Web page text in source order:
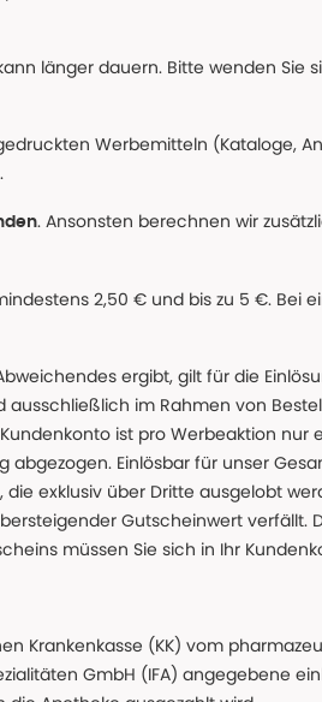
länger dauern. Bitte wenden Sie
Werbemitteln (Kataloge,
. Ansonsten berechnen wir
2,50 € und bis zu 5 €. Bei
ergibt, gilt für die
ausschließlich im Rahmen von
ist pro Werbeaktion nur
Einlösbar für unser
exklusiv über Dritte ausgelobt
Gutscheinwert verfällt.
müssen Sie sich in Ihr
Krankenkasse (KK) vom
GmbH (IFA) angegebene